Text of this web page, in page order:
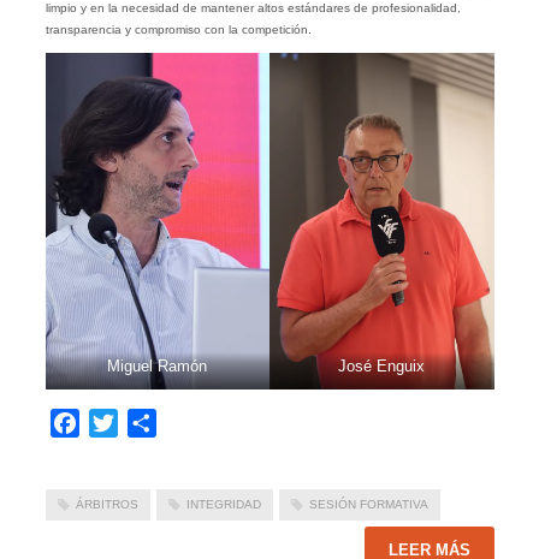
limpio y en la necesidad de mantener altos estándares de profesionalidad,
transparencia y compromiso con la competición.
Miguel Ramón José Enguix
Facebook
Twitter
ÁRBITROS INTEGRIDAD SESIÓN FORMATIVA
LEER MÁS